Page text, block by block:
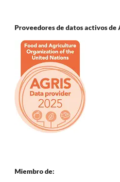
Proveedores de datos activos de
Miembro de: